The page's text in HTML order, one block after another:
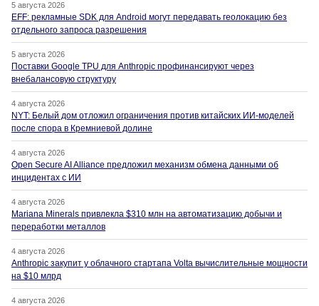
5 августа 2026
EFF: рекламные SDK для Android могут передавать геолокацию без
отдельного запроса разрешения
5 августа 2026
Поставки Google TPU для Anthropic профинансируют через
внебалансовую структуру
4 августа 2026
NYT: Белый дом отложил ограничения против китайских ИИ-моделей
после спора в Кремниевой долине
4 августа 2026
Open Secure AI Alliance предложил механизм обмена данными об
инцидентах с ИИ
4 августа 2026
Mariana Minerals привлекла $310 млн на автоматизацию добычи и
переработки металлов
4 августа 2026
Anthropic закупит у облачного стартапа Volta вычислительные мощности
на $10 млрд
4 августа 2026